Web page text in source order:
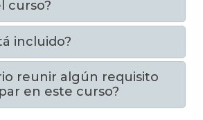
curso?
incluido?
reunir algún requisito
en este curso?